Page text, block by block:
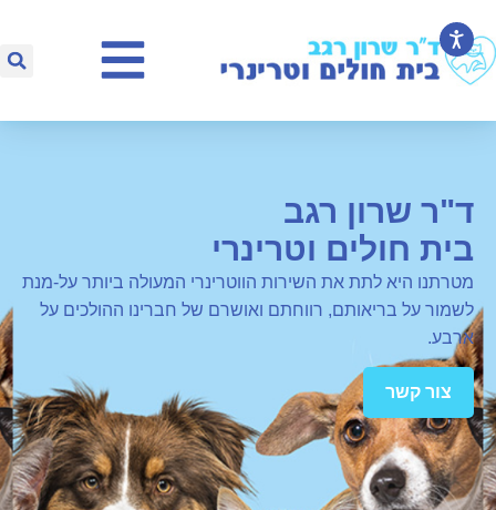
ד"ר שרון רגב
בית חולים וטרינרי
מטרתנו היא לתת את השירות הווטרינרי המעולה ביותר על-מנת
לשמור על בריאותם, רווחתם ואושרם של חברינו ההולכים על
ארבע.
צור קשר